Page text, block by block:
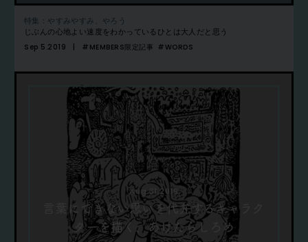
特集：やすみやすみ、やろう
じぶんの心地よい速度をわかっているひとは大人だと思う
Sep 5.2019
#MEMBERS限定記事 #WORDS
Aug 31.2019
言葉にできない思いを代弁するキャラク
ターを描く、あけたらしろめ